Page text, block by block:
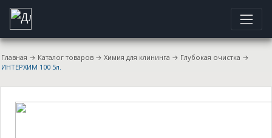
Главная → Каталог товаров → Химия для клининга → Глубокая очистка →
ИНТЕРХИМ 100 5л.